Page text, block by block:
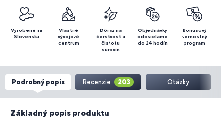
Vyrobené na
Slovensku
Vlastné
vývojové
centrum
Dôraz na
čerstvosť a
čistotu
surovín
Objednávky
odosielame
do 24 hodín
Bonusový
vernostný
program
Podrobný popis Recenzie 203 Otázky
Základný popis produktu